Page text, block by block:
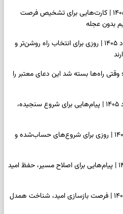
فال تاروت امروز شنبه ۱۷ مرداد ۱۴۰۵ | کارت‌هایی برای تشخیص فرصت
بدون عجله
فال سرنوشت امروز شنبه ۱۷ مرداد ۱۴۰۵ | روزی برای انتخاب راه روشن‌تر و
وقتی راه‌ها بسته شد این دعای معتبر را
فال فرشتگان امروز شنبه ۱۷ مرداد ۱۴۰۵ | پیام‌هایی برای شروع سنجیده،
فال روزانه امروز شنبه ۱۷ مرداد ۱۴۰۵ | روزی برای شروع‌های حساب‌شده و
فال انبیا امروز شنبه ۱۷ مرداد ۱۴۰۵ | پیام‌هایی برای اصلاح مسیر، حفظ امید
فال حافظ امروز شنبه ۱۷ مرداد ۱۴۰۵ | فرصت بازسازی امید، شناخت همدل